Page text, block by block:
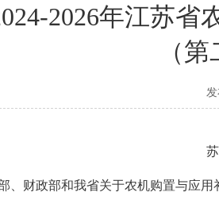
2026年江苏
（
发
、财政部和我省关于农机购置与应